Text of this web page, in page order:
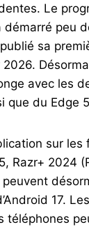
Le
démarré peu
sa
avec les
que du Edge
sur les
Razr+ 2024
17.
téléphones